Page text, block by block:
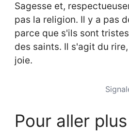
Sagesse et,
pas la religion. Il y a pas
parce que s'ils sont
des saints. Il s'agit du
joie.
Pour aller